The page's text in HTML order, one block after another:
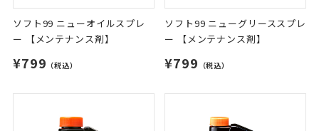
ソフト99 ニューオイルスプレ
ー 【メンテナンス剤】
¥799 （税込）
ソフト99 ニューグリーススプレ
ー 【メンテナンス剤】
¥799 （税込）